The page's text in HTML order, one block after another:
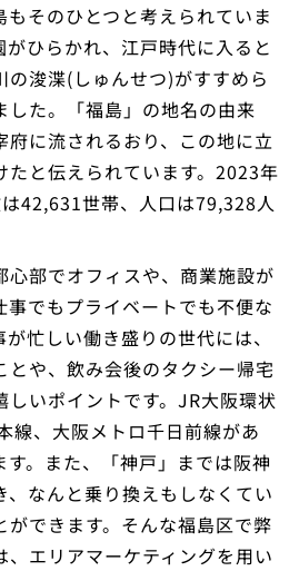
そのひとつと考えられていま
ひらかれ、江戸時代に入ると
の浚渫(しゅんせつ)がすすめら
した。「福島」の地名の由来
府に流されるおり、この地に立
たと伝えられています。2023年
42,631世帯、人口は79,328人
心部でオフィスや、商業施設が
でもプライベートでも不便な
忙しい働き盛りの世代には、
とや、飲み会後のタクシー帰宅
しいポイントです。JR大阪環状
線、大阪メトロ千日前線があ
す。また、「神戸」までは阪神
なんと乗り換えもしなくてい
ができます。そんな福島区で弊
エリアマーケティングを用い